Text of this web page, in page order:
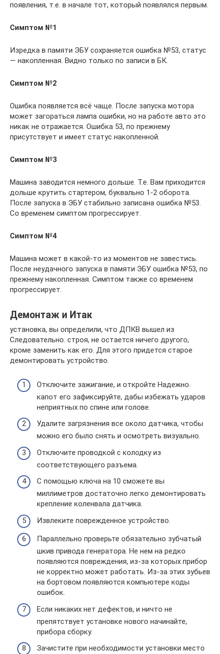
появления, т.е. в начале тот, который появлялся первым.
Симптом №1
Изредка в памяти ЭБУ сохраняется ошибка №53, статус
— накопленная. Видно только по записи в БК.
Симптом №2
Ошибка появляется всё чаще. После запуска мотора
может загораться лампа ошибки, но на работе авто это
никак не отражается. Ошибка 53, по прежнему
присутствует и имеет статус накопленной.
Симптом №3
Машина заводится немного дольше. Т.е. Вам приходится
дольше крутить стартером, буквально 1-2 оборота.
После запуска в ЭБУ стабильно записана ошибка №53.
Со временем симптом прогрессирует.
Симптом №4
Машина может в какой-то из моментов не завестись.
После неудачного запуска в памяти ЭБУ ошибка №53, по
прежнему накопленная. Симптом также со временем
прогрессирует.
Демонтаж и Итак
установка, вы определили, что ДПКВ вышел из
Следовательно. строя, не остается ничего другого,
кроме заменить как его. Для этого придется старое
демонтировать устройство.
Отключите зажигание, и откройте Надежно.
капот его зафиксируйте, дабы избежать ударов
неприятных по спине или голове.
Удалите загрязнения все около датчика, чтобы
можно его было снять и осмотреть визуально.
Отключите проводкой с колодку из
соответствующего разъема.
С помощью ключа на 10 сможете вы
миллиметров достаточно легко демонтировать
крепление коленвала датчика.
Извлеките поврежденное устройство.
Параллельно проверьте обязательно зубчатый
шкив привода генератора. Не нем на редко
появляются повреждения, из-за которых прибор
не корректно может работать. Из-за этих зубьев
на бортовом появляются компьютере коды
ошибок.
Если никаких нет дефектов, и ничто не
препятствует установке нового начинайте,
прибора сборку.
Зачистите при необходимости установки место